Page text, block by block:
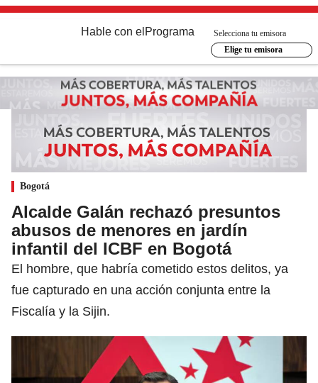
Hable con el Programa
Selecciona tu emisora
Elige tu emisora
Bogotá
Alcalde Galán rechazó presuntos
abusos de menores en jardín
infantil del ICBF en Bogotá
El hombre, que habría cometido estos delitos, ya
fue capturado en una acción conjunta entre la
Fiscalía y la Sijin.